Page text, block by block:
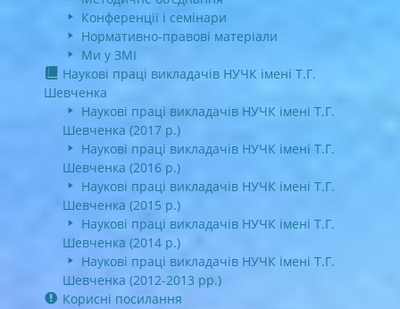
Конференції і семінари
Нормативно-правові матеріали
Ми у ЗМІ
Наукові праці викладачів НУЧК імені Т.Г.
Шевченка
Наукові праці викладачів НУЧК імені Т.Г.
Шевченка (2017 р.)
Наукові праці викладачів НУЧК імені Т.Г.
Шевченка (2016 р.)
Наукові праці викладачів НУЧК імені Т.Г.
Шевченка (2015 р.)
Наукові праці викладачів НУЧК імені Т.Г.
Шевченка (2014 р.)
Наукові праці викладачів НУЧК імені Т.Г.
Шевченка (2012-2013 рр.)
Корисні посилання